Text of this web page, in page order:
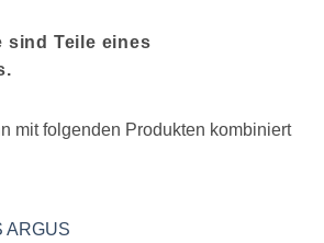
sind Teile eines
mit folgenden Produkten kombiniert
ARGUS